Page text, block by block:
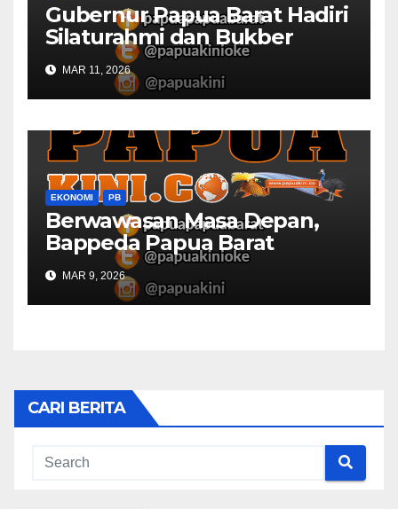
Gubernur Papua Barat Hadiri
Silaturahmi dan Bukber
Bersama DPR RI dan
Mendagri di IPDN
MAR 11, 2026
EKONOMI PB
Berwawasan Masa Depan,
Bappeda Papua Barat
Konsultasi Publik RKPD 2027
MAR 9, 2026
CARI BERITA